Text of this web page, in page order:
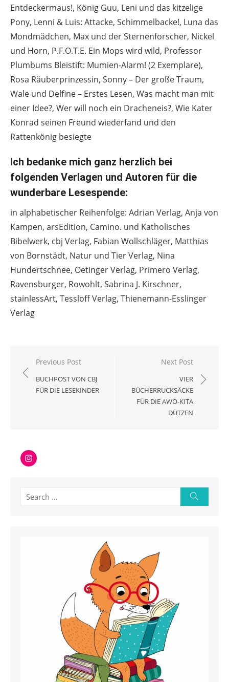
Entdeckermaus!, König Guu, Leni und das kitzelige
Pony, Lenni & Luis: Attacke, Schimmelbacke!, Luna das
Mondmädchen, Max und der Sternenforscher, Nickel
und Horn, P.F.O.T.E. Ein Mops wird wild, Professor
Plumbums Bleistift: Mumien-Alarm! (2 Exemplare),
Rosa Räuberprinzessin, Sonny – Der große Traum,
Wale und Delfine – Erstes Lesen, Was macht man mit
einer Idee?, Wer will noch ein Dracheneis?, Wie Kater
Konrad seinen Freund wiederfand und den
Rattenkönig besiegte
Ich bedanke mich ganz herzlich bei
folgenden Verlagen und Autoren für die
wunderbare Lesespende:
in alphabetischer Reihenfolge: Adrian Verlag, Anja von
Kampen, arsEdition, Camino. und Katholisches
Bibelwerk, cbj Verlag, Fabian Wollschläger, Matthias
von Bornstädt, Natur und Tier Verlag, Nina
Hundertschnee, Oetinger Verlag, Primero Verlag,
Ravensburger, Rowohlt, Sabrina J. Kirschner,
stainlessArt, Tessloff Verlag, Thienemann-Esslinger
Verlag
Beitragsnavigation
Previous Post
BUCHPOST VON CBJ
FÜR DIE LESEKINDER
Next Post
VIER
BÜCHERRUCKSÄCKE
FÜR DIE AWO-KITA
DÜTZEN
Instagram
Search